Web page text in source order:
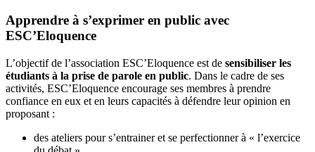
Apprendre à s’exprimer en public avec
ESC’Eloquence
L’objectif de l’association ESC’Eloquence est de sensibiliser les
étudiants à la prise de parole en public. Dans le cadre de ses
activités, ESC’Eloquence encourage ses membres à prendre
confiance en eux et en leurs capacités à défendre leur opinion en
proposant :
des ateliers pour s’entrainer et se perfectionner à « l’exercice